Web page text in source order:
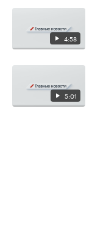
4:58
5:01